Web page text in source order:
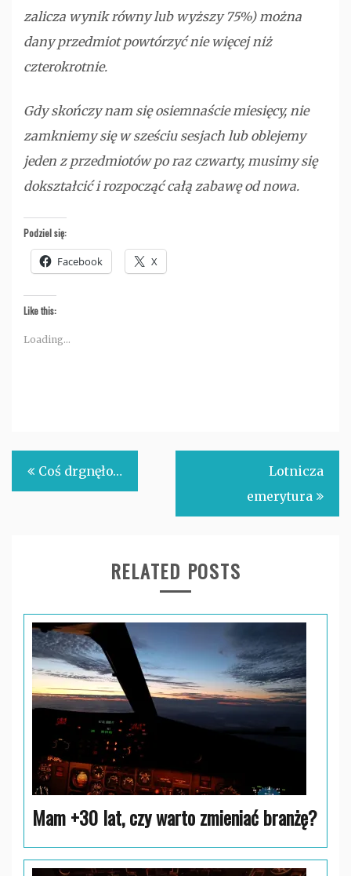
zalicza wynik równy lub wyższy 75%) można
dany przedmiot powtórzyć nie więcej niż
czterokrotnie.
Gdy skończy nam się osiemnaście miesięcy, nie
zamkniemy się w sześciu sesjach lub oblejemy
jeden z przedmiotów po raz czwarty, musimy się
dokształcić i rozpocząć całą zabawę od nowa.
Podziel się:
Facebook X
Like this:
Loading...
Nawigacja
wpisu
Coś drgnęło…
Lotnicza
emerytura
RELATED POSTS
Mam +30 lat, czy warto zmieniać branżę?